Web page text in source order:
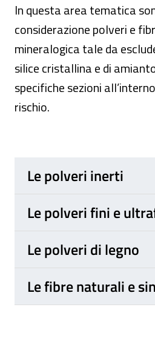
In questa area tematica
considerazione polveri e
mineralogica tale da
silice cristallina e di
specifiche sezioni
rischio.
Le polveri inerti
Le polveri fini e
Le polveri di legno
Le fibre naturali e